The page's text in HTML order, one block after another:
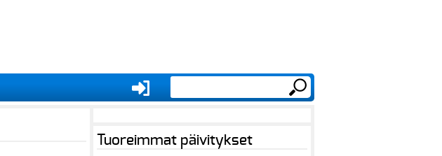
Tuoreimmat päivitykset